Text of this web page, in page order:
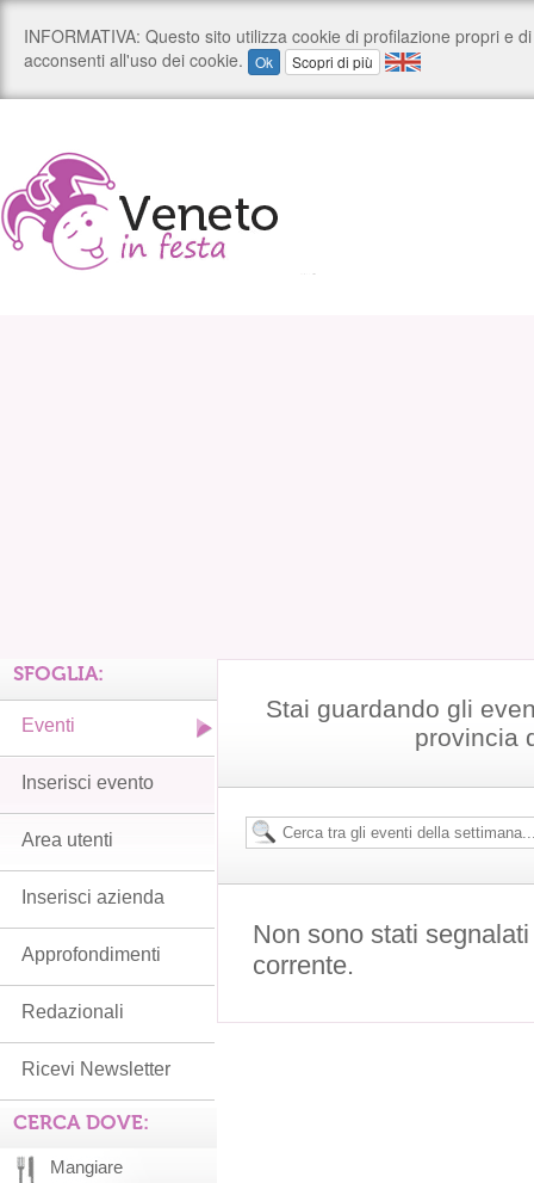
Stai guardando gli
provincia
Non sono stati
corrente.
SFOGLIA:
Eventi
Inserisci evento
Area utenti
Inserisci azienda
Approfondimenti
Redazionali
Ricevi Newsletter
CERCA DOVE:
Mangiare